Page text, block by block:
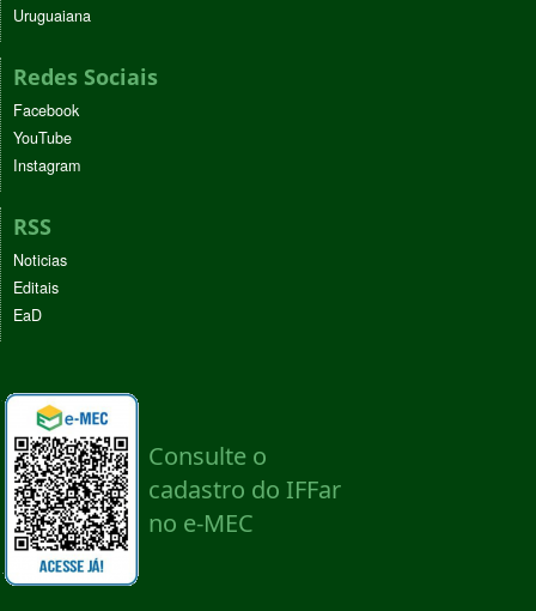
Uruguaiana
Redes Sociais
Facebook
YouTube
Instagram
RSS
Noticias
Editais
EaD